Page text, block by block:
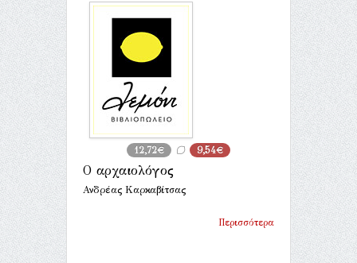
12,72€ 9,54€
Ο αρχαιολόγος
Ανδρέας Καρκαβίτσας
Περισσότερα